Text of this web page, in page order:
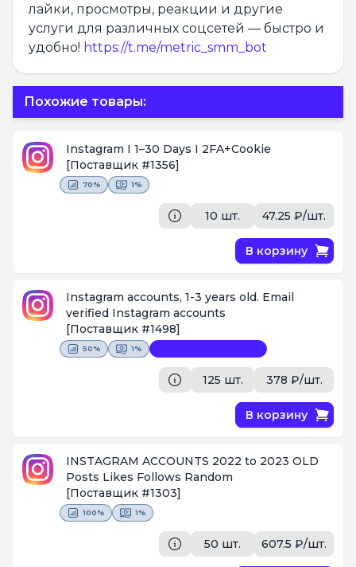
лайки, просмотры, реакции и другие
услуги для различных соцсетей — быстро и
удобно! https://t.me/metric_smm_bot
Похожие товары:
Instagram I 1–30 Days I 2FA+Cookie
[Поставщик #1356]
70% 1%
10 шт. 47.25 ₽/шт.
В корзину
Instagram accounts, 1-3 years old. Email
verified Instagram accounts
[Поставщик #1498]
50% 1%
125 шт. 378 ₽/шт.
В корзину
INSTAGRAM ACCOUNTS 2022 to 2023 OLD
Posts Likes Follows Random
[Поставщик #1303]
100% 1%
50 шт. 607.5 ₽/шт.